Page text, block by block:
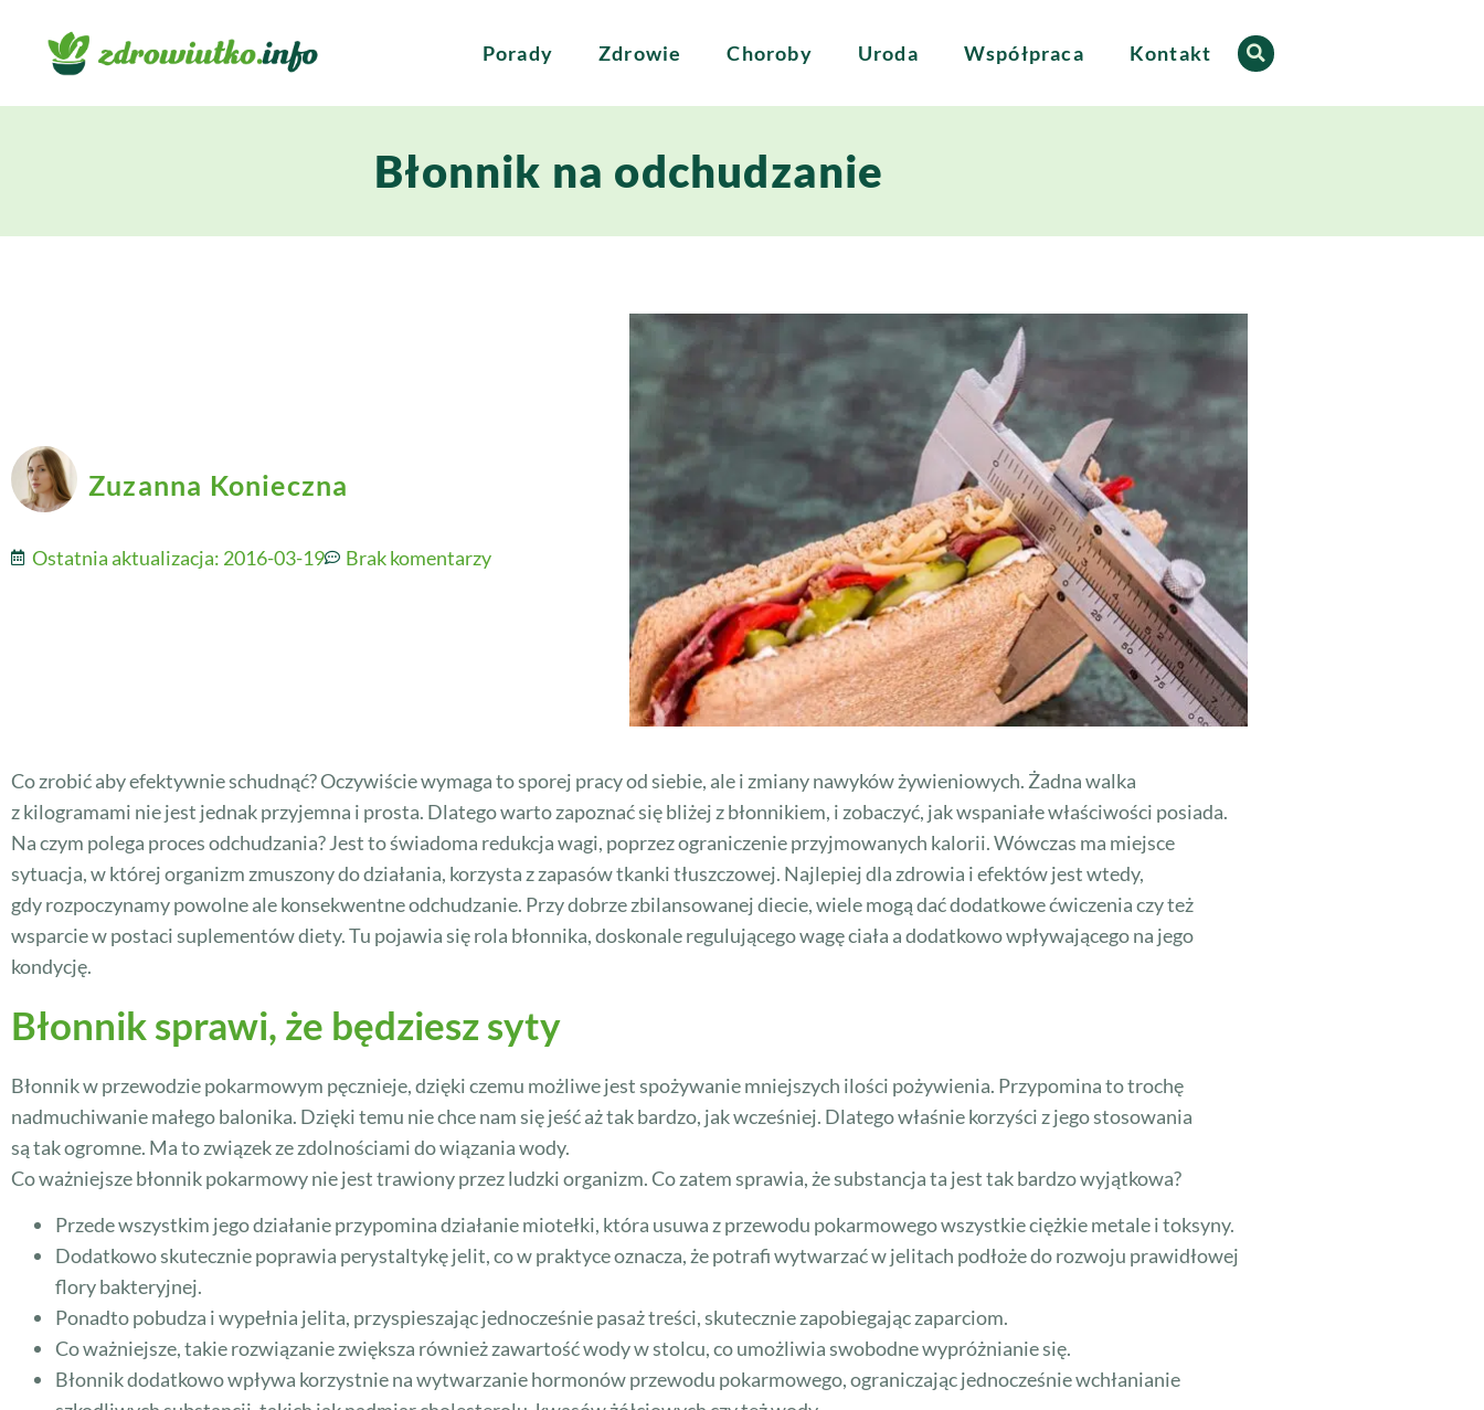
Porady Zdrowie Choroby Uroda Współpraca Kontakt
Błonnik na odchudzanie
Zuzanna Konieczna
Ostatnia aktualizacja: 2016-03-19 Brak komentarzy
Co zrobić aby efektywnie schudnąć? Oczywiście wymaga to sporej pracy od siebie, ale i zmiany nawyków żywieniowych. Żadna walka
z kilogramami nie jest jednak przyjemna i prosta. Dlatego warto zapoznać się bliżej z błonnikiem, i zobaczyć, jak wspaniałe właściwości posiada.
Na czym polega proces odchudzania? Jest to świadoma redukcja wagi, poprzez ograniczenie przyjmowanych kalorii. Wówczas ma miejsce
sytuacja, w której organizm zmuszony do działania, korzysta z zapasów tkanki tłuszczowej. Najlepiej dla zdrowia i efektów jest wtedy,
gdy rozpoczynamy powolne ale konsekwentne odchudzanie. Przy dobrze zbilansowanej diecie, wiele mogą dać dodatkowe ćwiczenia czy też
wsparcie w postaci suplementów diety. Tu pojawia się rola błonnika, doskonale regulującego wagę ciała a dodatkowo wpływającego na jego
kondycję.
Błonnik sprawi, że będziesz syty
Błonnik w przewodzie pokarmowym pęcznieje, dzięki czemu możliwe jest spożywanie mniejszych ilości pożywienia. Przypomina to trochę
nadmuchiwanie małego balonika. Dzięki temu nie chce nam się jeść aż tak bardzo, jak wcześniej. Dlatego właśnie korzyści z jego stosowania
są tak ogromne. Ma to związek ze zdolnościami do wiązania wody.
Co ważniejsze błonnik pokarmowy nie jest trawiony przez ludzki organizm. Co zatem sprawia, że substancja ta jest tak bardzo wyjątkowa?
Przede wszystkim jego działanie przypomina działanie miotełki, która usuwa z przewodu pokarmowego wszystkie ciężkie metale i toksyny.
Dodatkowo skutecznie poprawia perystaltykę jelit, co w praktyce oznacza, że potrafi wytwarzać w jelitach podłoże do rozwoju prawidłowej
flory bakteryjnej.
Ponadto pobudza i wypełnia jelita, przyspieszając jednocześnie pasaż treści, skutecznie zapobiegając zaparciom.
Co ważniejsze, takie rozwiązanie zwiększa również zawartość wody w stolcu, co umożliwia swobodne wypróżnianie się.
Błonnik dodatkowo wpływa korzystnie na wytwarzanie hormonów przewodu pokarmowego, ograniczając jednocześnie wchłanianie